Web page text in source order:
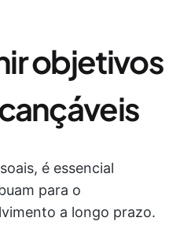
objetivos
é essencial
para o
a longo prazo.